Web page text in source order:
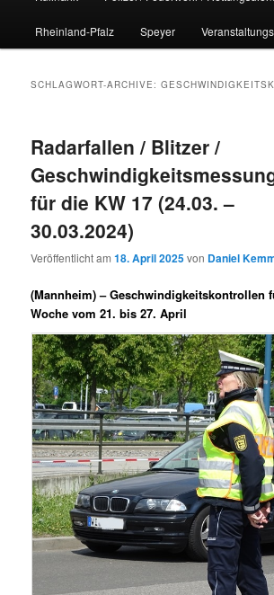
Rheinland-Pfalz Speyer
SCHLAGWORT-ARCHIVE:
Radarfallen / Blitzer /
für die KW 17 (24.03. –
30.03.2024)
Veröffentlicht am18. April 2025von Daniel
(Mannheim) –Geschwindigkeitskontrollen
Woche vom 21. bis 27. April